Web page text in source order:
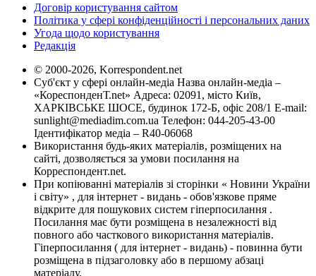
Договір користування сайтом
Політика у сфері конфіденційності і персональних даних
Угода щодо користування
Редакція
© 2000-2026, Korrespondent.net
Суб'єкт у сфері онлайн-медіа Назва онлайн-медіа –
«КореспонденТ.net» Адреса: 02091, місто Київ,
ХАРКІВСЬКЕ ШОСЕ, будинок 172-Б, офіс 208/1 E-mail:
sunlight@mediadim.com.ua Телефон: 044-205-43-00
Ідентифікатор медіа – R40-06068
Використання будь-яких матеріалів, розміщених на
сайті, дозволяється за умови посилання на
Корреспондент.net.
При копіюванні матеріалів зі сторінки « Новини України
і світу» , для інтернет - видань - обов'язкове пряме
відкрите для пошукових систем гіперпосилання .
Посилання має бути розміщена в незалежності від
повного або часткового використання матеріалів.
Гіперпосилання ( для інтернет - видань) - повинна бути
розміщена в підзаголовку або в першому абзаці
матеріалу.